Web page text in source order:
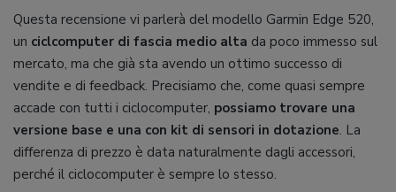
Questa recensione vi parlerà del modello Garmin Edge 520,
un ciclcomputer di fascia medio alta da poco immesso sul
mercato, ma che già sta avendo un ottimo successo di
vendite e di feedback. Precisiamo che, come quasi sempre
accade con tutti i ciclocomputer, possiamo trovare una
versione base e una con kit di sensori in dotazione. La
differenza di prezzo è data naturalmente dagli accessori,
perché il ciclocomputer è sempre lo stesso.